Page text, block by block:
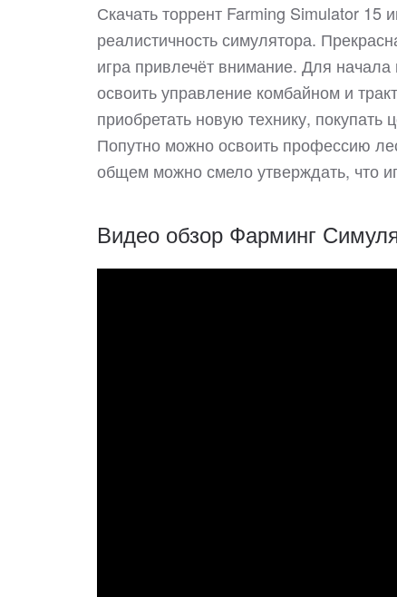
Скачать торрент Farming Simulator 15
реалистичность симулятора.
игра привлечёт внимание. Для
освоить управление комбайном и
приобретать новую технику,
Попутно можно освоить профессию
общем можно смело утверждать, что
Видео обзор Фарминг